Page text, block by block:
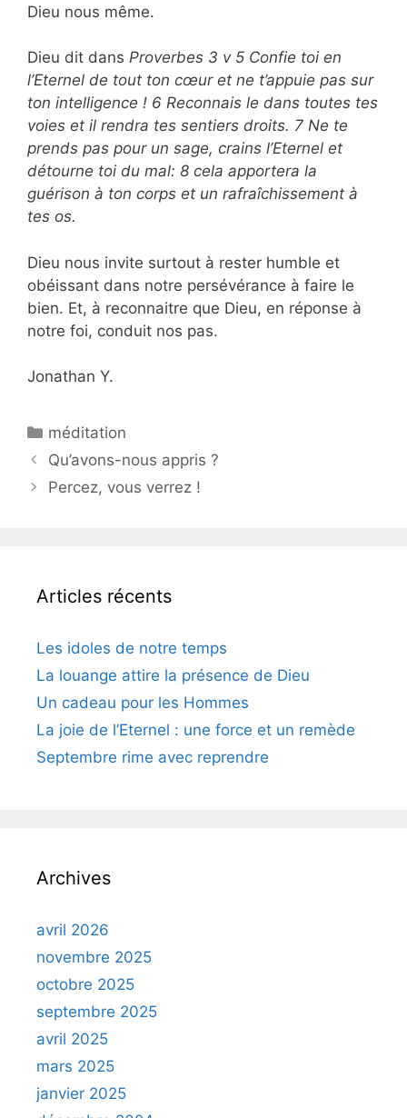
Dieu nous même.
Dieu dit dans Proverbes 3 v 5 Confie toi en
l’Eternel de tout ton cœur et ne t’appuie pas sur
ton intelligence ! 6 Reconnais le dans toutes tes
voies et il rendra tes sentiers droits. 7 Ne te
prends pas pour un sage, crains l’Eternel et
détourne toi du mal: 8 cela apportera la
guérison à ton corps et un rafraîchissement à
tes os.
Dieu nous invite surtout à rester humble et
obéissant dans notre persévérance à faire le
bien. Et, à reconnaitre que Dieu, en réponse à
notre foi, conduit nos pas.
Jonathan Y.
méditation
Qu’avons-nous appris ?
Percez, vous verrez !
Articles récents
Les idoles de notre temps
La louange attire la présence de Dieu
Un cadeau pour les Hommes
La joie de l’Eternel : une force et un remède
Septembre rime avec reprendre
Archives
avril 2026
novembre 2025
octobre 2025
septembre 2025
avril 2025
mars 2025
janvier 2025